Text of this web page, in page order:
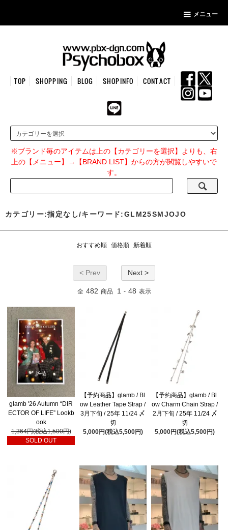
メニュー
TOP SHOPPING BLOG SHOPINFO CONTACT
※ブランド毎のアイテムは上の【カテゴリーを選択】よりも、右
上の【メニュー】→【BRAND LIST】からの方が閲覧しやすいで
す。
カテゴリー:指定なし/キーワード:GLM25SMJOJO
おすすめ順 価格順 新着順
< Prev Next >
全 482 商品 1 - 48 表示
glamb '26 Autumn “DIR
ECTOR OF LIFE” Lookb
ook
1,364円(税込1,500円)
SOLD OUT
【予約商品】glamb / Bl
ow Leather Tape Strap /
3月下旬 / 25年 11/24 〆
切
5,000円(税込5,500円)
【予約商品】glamb / Bl
ow Charm Chain Strap /
2月下旬 / 25年 11/24 〆
切
5,000円(税込5,500円)